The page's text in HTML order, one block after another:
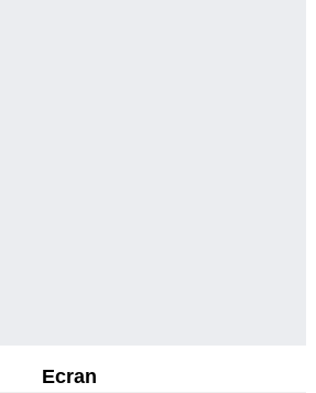
Ecran